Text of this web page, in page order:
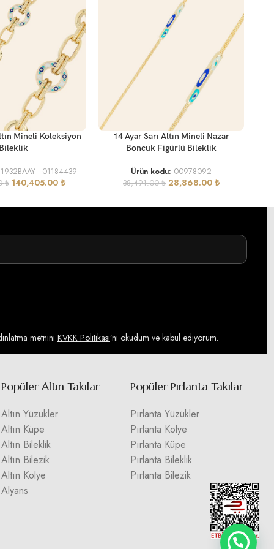
Mineli Koleksiyon
Bileklik
- 01184439
₺ 140,405.00 ₺
SEPETE EKLE
14 Ayar Sarı Altın Mineli Nazar
Boncuk Figürlü Bileklik
Ürün kodu: 00978092
38,491.00₺ 28,868.00 ₺
metnini KVKK Politikası’nı okudum ve kabul ediyorum.
Popüler Altın Takılar
Altın Yüzükler
Altın Küpe
Altın Bileklik
Altın Bilezik
Altın Kolye
Alyans
Popüler Pırlanta Takılar
Pırlanta Yüzükler
Pırlanta Kolye
Pırlanta Küpe
Pırlanta Bileklik
Pırlanta Bilezik